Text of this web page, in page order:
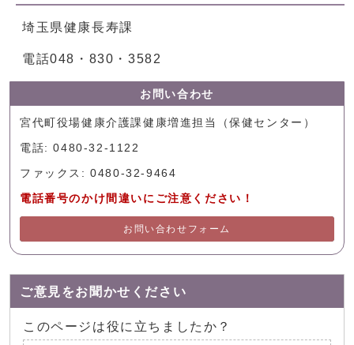
埼玉県健康長寿課
電話048・830・3582
お問い合わせ
宮代町役場健康介護課健康増進担当（保健センター）
電話: 0480-32-1122
ファックス: 0480-32-9464
電話番号のかけ間違いにご注意ください！
お問い合わせフォーム
ご意見をお聞かせください
このページは役に立ちましたか？